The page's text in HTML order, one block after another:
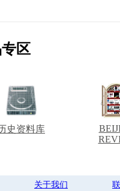
区
史资料库
关于我们